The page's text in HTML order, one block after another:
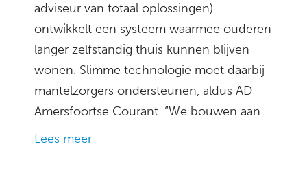
adviseur van totaal oplossingen)
ontwikkelt een systeem waarmee ouderen
langer zelfstandig thuis kunnen blijven
wonen. Slimme technologie moet daarbij
mantelzorgers ondersteunen, aldus AD
Amersfoortse Courant. “We bouwen aan…
Lees meer